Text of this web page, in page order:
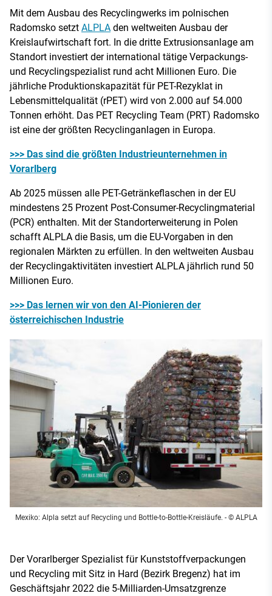
Mit dem Ausbau des Recyclingwerks im polnischen
Radomsko setzt ALPLA den weltweiten Ausbau der
Kreislaufwirtschaft fort. In die dritte Extrusionsanlage am
Standort investiert der international tätige Verpackungs-
und Recyclingspezialist rund acht Millionen Euro. Die
jährliche Produktionskapazität für PET-Rezyklat in
Lebensmittelqualität (rPET) wird von 2.000 auf 54.000
Tonnen erhöht. Das PET Recycling Team (PRT) Radomsko
ist eine der größten Recyclinganlagen in Europa.
>>> Das sind die größten Industrieunternehmen in
Vorarlberg
Ab 2025 müssen alle PET-Getränkeflaschen in der EU
mindestens 25 Prozent Post-Consumer-Recyclingmaterial
(PCR) enthalten. Mit der Standorterweiterung in Polen
schafft ALPLA die Basis, um die EU-Vorgaben in den
regionalen Märkten zu erfüllen. In den weltweiten Ausbau
der Recyclingaktivitäten investiert ALPLA jährlich rund 50
Millionen Euro.
>>> Das lernen wir von den AI-Pionieren der
österreichischen Industrie
Mexiko: Alpla setzt auf Recycling und Bottle-to-Bottle-Kreisläufe. - © ALPLA
Der Vorarlberger Spezialist für Kunststoffverpackungen
und Recycling mit Sitz in Hard (Bezirk Bregenz) hat im
Geschäftsjahr 2022 die 5-Milliarden-Umsatzgrenze